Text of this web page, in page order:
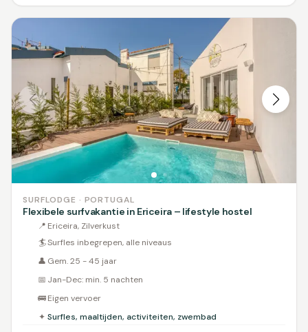
SURFLODGE · PORTUGAL
Flexibele surfvakantie in Ericeira – lifestyle hostel
📍 Ericeira, Zilverkust
🏄Surfles inbegrepen, alle niveaus
👤 Gem. 25 - 45 jaar
📅 Jan-Dec: min. 5 nachten
🚌Eigen vervoer
✦ Surfles, maaltijden, activiteiten, zwembad